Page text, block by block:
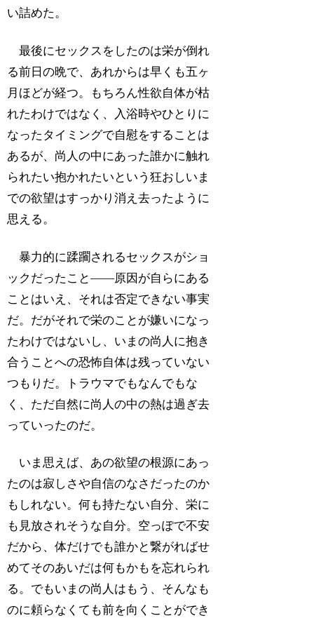
い詰めた。
最後にセックスをしたのは栄が倒れ
る前日の晩で、あれからは早くも五ヶ
月ほどが経つ。もちろん性欲自体が枯
れたわけではなく、入浴時やひとりに
なったタイミングで自慰をすることは
あるが、尚人の中にあった誰かに触れ
られたい抱かれたいという狂おしいま
での欲望はすっかり消え去ったように
思える。
暴力的に蹂躙されるセックスがショ
ックだったこと――原因が自らにある
ことはいえ、それは否定できない事実
だ。だがそれで栄のことが嫌いになっ
たわけではないし、いまの尚人に抱き
合うことへの恐怖自体は残っていない
つもりだ。トラウマでもなんでもな
く、ただ自然に尚人の中の熱は過ぎ去
っていったのだ。
いま思えば、あの欲望の根源にあっ
たのは寂しさや自信のなさだったのか
もしれない。何も持たない自分、栄に
も見放されそうな自分。空っぽで不安
だから、体だけでも誰かと繋がればせ
めてそのあいだは何もかもを忘れられ
る。でもいまの尚人はもう、そんなも
のに頼らなくても前を向くことができ